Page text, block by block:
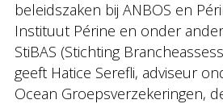
beleidszaken bij ANBOS en
Instituut Périne en onder
StiBAS (Stichting
geeft Hatice Serefli, adviseur
Ocean Groepsverzekeringen,